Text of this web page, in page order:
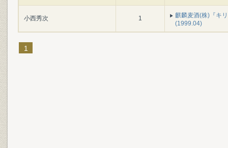
小西秀次 1
麒麟麦酒(株)『キ
(1999.04)
1